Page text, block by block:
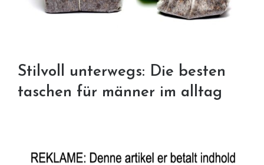
Stilvoll unterwegs: Die besten
taschen für männer im alltag